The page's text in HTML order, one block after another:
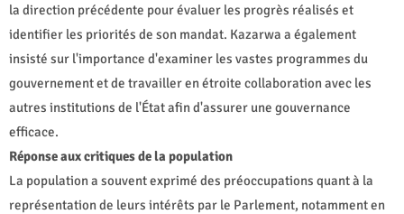
la direction précédente pour évaluer les progrès réalisés et
identifier les priorités de son mandat. Kazarwa a également
insisté sur l'importance d'examiner les vastes programmes du
gouvernement et de travailler en étroite collaboration avec les
autres institutions de l'État afin d'assurer une gouvernance
efficace.
Réponse aux critiques de la population
La population a souvent exprimé des préoccupations quant à la
représentation de leurs intérêts par le Parlement, notamment en